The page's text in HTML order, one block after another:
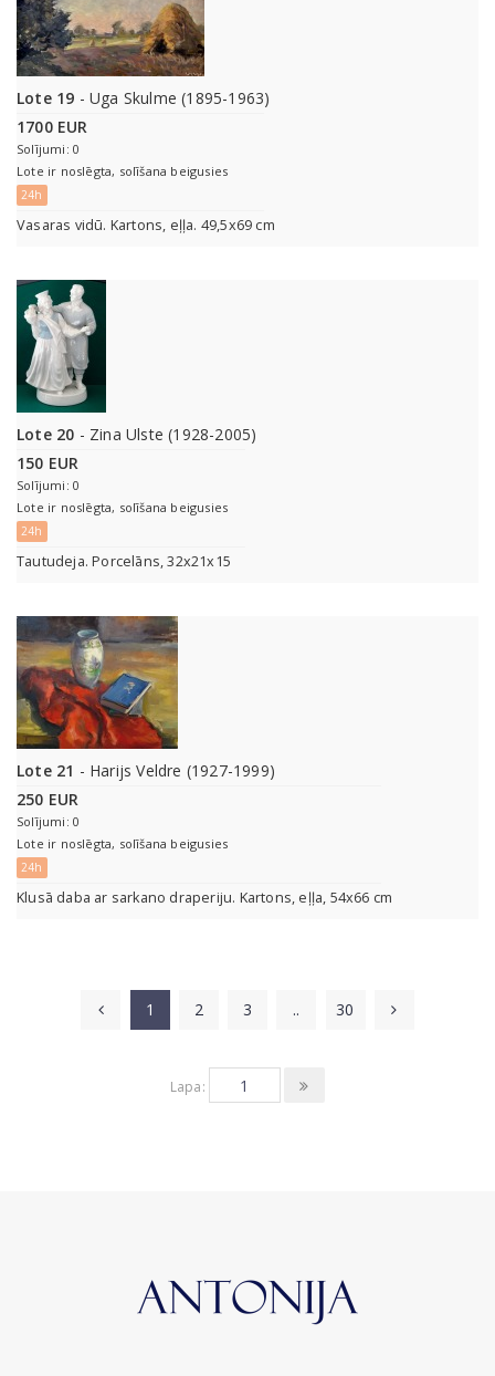
Lote 19 - Uga Skulme (1895-1963)
1700 EUR
Solījumi: 0
Lote ir noslēgta, solīšana beigusies
24h
Vasaras vidū. Kartons, eļļa. 49,5x69 cm
Lote 20 - Zina Ulste (1928-2005)
150 EUR
Solījumi: 0
Lote ir noslēgta, solīšana beigusies
24h
Tautudeja. Porcelāns, 32x21x15
Lote 21 - Harijs Veldre (1927-1999)
250 EUR
Solījumi: 0
Lote ir noslēgta, solīšana beigusies
24h
Klusā daba ar sarkano draperiju. Kartons, eļļa, 54x66 cm
1 2 3 .. 30
Lapa: